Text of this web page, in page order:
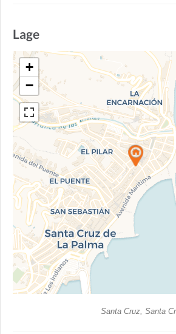
Lage
+
−
Santa Cruz, Santa